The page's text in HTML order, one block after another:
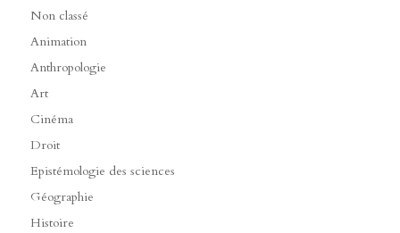
Non classé
Animation
Anthropologie
Art
Cinéma
Droit
Epistémologie des sciences
Géographie
Histoire